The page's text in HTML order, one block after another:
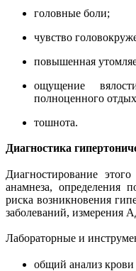
головные боли;
чувство
повышенная
ощущение
полноценного
тошнота.
Диагностика
Диагностирование
анамнеза, определения
риска возникновения
заболеваний, измерения
Лабораторные и
общий анализ